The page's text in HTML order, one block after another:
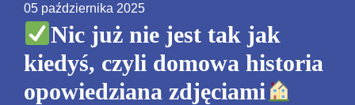
05 października 2025
Nic już nie jest tak jak
kiedyś, czyli domowa historia
opowiedziana zdjęciami